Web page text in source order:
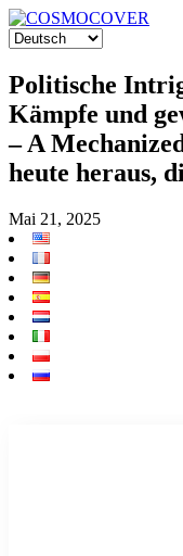
Politische
Kämpfe und
– A
heute heraus,
Mai 21, 2025